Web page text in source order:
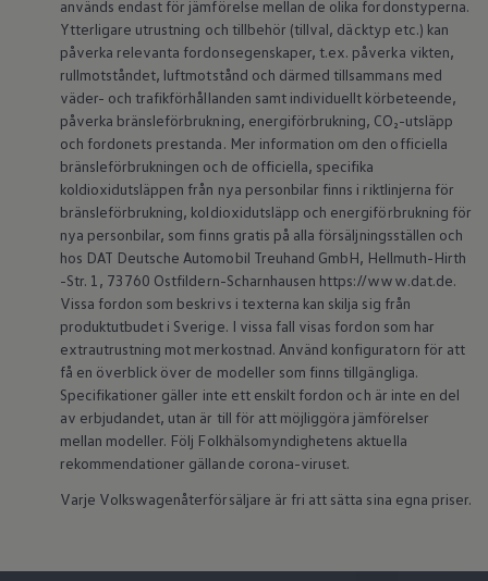
GTX: Elektrisk prestanda
Elbilsbatteriets råvaror
Mjukvaruuppdateringar för ID.
Enkelt förklarat – så fungerar din ID.
Vanliga frågor
ID. Drivers Club
Service av elbilar
Företag
Business Lease
Företagsleasing
Personalbil
Bonus malus
TCO - Total ägandekostnad
Ordlista
Fleet Interface Data
Millån
Köpa
Bygg din bil
Erbjudanden
Boka provkörning
Vilken Volkswagen passar dig?
Offertförfrågan
Hitta din återförsäljare
Köp tillbehör
Finansiering
Privatleasing Online
Leasing
används endast för jämförelse mellan de olika fordonstyperna.
Ytterligare utrustning och tillbehör (tillval, däcktyp etc.) kan
påverka relevanta fordonsegenskaper, t.ex. påverka vikten,
rullmotståndet, luftmotstånd och därmed tillsammans med
väder- och trafikförhållanden samt individuellt körbeteende,
påverka bränsleförbrukning, energiförbrukning, CO₂-utsläpp
och fordonets prestanda. Mer information om den officiella
bränsleförbrukningen och de officiella, specifika
koldioxidutsläppen från nya personbilar finns i riktlinjerna för
bränsleförbrukning, koldioxidutsläpp och energiförbrukning för
nya personbilar, som finns gratis på alla försäljningsställen och
hos DAT Deutsche Automobil Treuhand GmbH, Hellmuth-Hirth
-Str. 1, 73760 Ostfildern-Scharnhausen https://www.dat.de.
Vissa fordon som beskrivs i texterna kan skilja sig från
produktutbudet i Sverige. I vissa fall visas fordon som har
extrautrustning mot merkostnad. Använd konfiguratorn för att
få en överblick över de modeller som finns tillgängliga.
Specifikationer gäller inte ett enskilt fordon och är inte en del
av erbjudandet, utan är till för att möjliggöra jämförelser
mellan modeller. Följ Folkhälsomyndighetens aktuella
rekommendationer gällande corona-viruset.
Varje Volkswagenåterförsäljare är fri att sätta sina egna priser.